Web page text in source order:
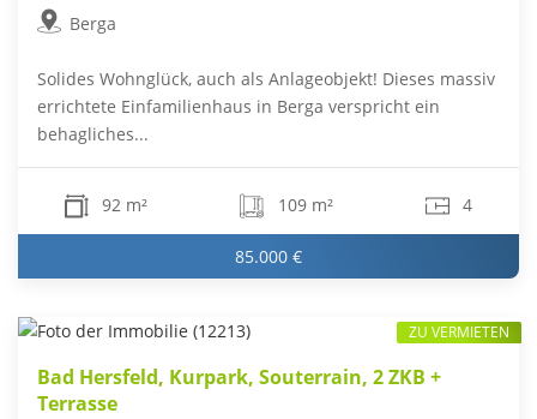
Berga
Solides Wohnglück, auch als Anlageobjekt! Dieses massiv
errichtete Einfamilienhaus in Berga verspricht ein
behagliches...
92 m² 109 m² 4
85.000 €
Bad Hersfeld, Kurpark, Souterrain, 2 ZKB +
Terrasse
ZU VERMIETEN